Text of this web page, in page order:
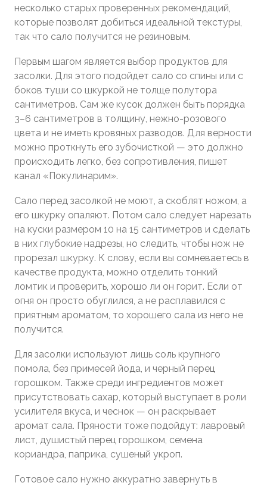
несколько старых проверенных рекомендаций,
которые позволят добиться идеальной текстуры,
так что сало получится не резиновым.
Первым шагом является выбор продуктов для
засолки. Для этого подойдет сало со спины или с
боков туши со шкуркой не толще полутора
сантиметров. Сам же кусок должен быть порядка
3–6 сантиметров в толщину, нежно-розового
цвета и не иметь кровяных разводов. Для верности
можно проткнуть его зубочисткой — это должно
происходить легко, без сопротивления, пишет
канал «Покулинарим».
Сало перед засолкой не моют, а скоблят ножом, а
его шкурку опаляют. Потом сало следует нарезать
на куски размером 10 на 15 сантиметров и сделать
в них глубокие надрезы, но следить, чтобы нож не
прорезал шкурку. К слову, если вы сомневаетесь в
качестве продукта, можно отделить тонкий
ломтик и проверить, хорошо ли он горит. Если от
огня он просто обуглился, а не расплавился с
приятным ароматом, то хорошего сала из него не
получится.
Для засолки используют лишь соль крупного
помола, без примесей йода, и черный перец
горошком. Также среди ингредиентов может
присутствовать сахар, который выступает в роли
усилителя вкуса, и чеснок — он раскрывает
аромат сала. Пряности тоже подойдут: лавровый
лист, душистый перец горошком, семена
кориандра, паприка, сушеный укроп.
Готовое сало нужно аккуратно завернуть в